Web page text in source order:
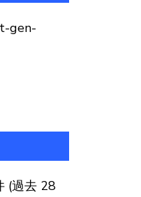
gen-
(過去 28